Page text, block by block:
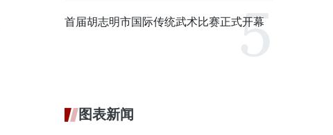
首届胡志明市国际传统武术比赛正式开幕
图表新闻